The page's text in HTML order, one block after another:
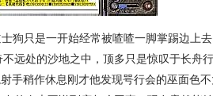
狗只是一开始经常被喳喳一脚掌踢边上
远处的沙地之中，顶多只是惊叹于长舟
手稍作休息刚才他发现咢行会的巫面色